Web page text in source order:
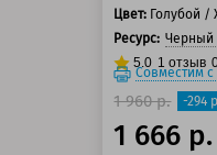
Цвет: Голубой /
Ресурс: Черный
5.0 1 отзыв
Совместим
1 960 р. -294
1 666